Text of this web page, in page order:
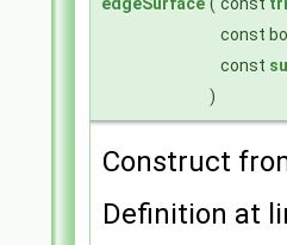
const
const
)
Construct
Definition at